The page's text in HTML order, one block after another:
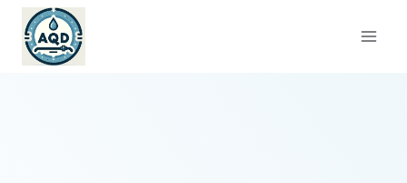
Aller
contenu